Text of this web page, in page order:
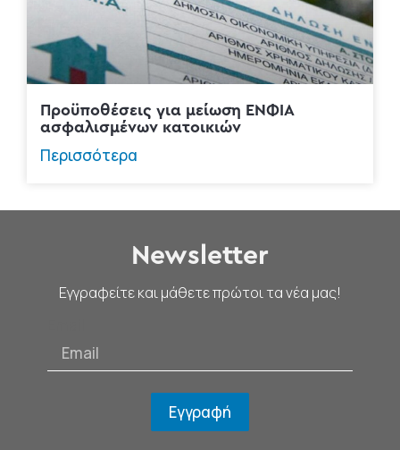
Προϋποθέσεις για μείωση ΕΝΦΙΑ
ασφαλισμένων κατοικιών
Περισσότερα
Newsletter
Εγγραφείτε και μάθετε πρώτοι τα νέα μας!
Εγγραφή